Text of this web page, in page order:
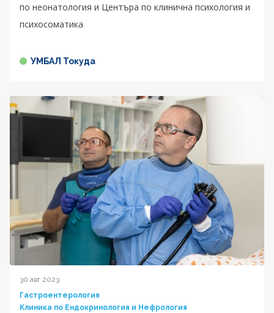
по неонатология и Центъра по клинична психология и
психосоматика
УМБАЛ Токуда
30 авг 2023
Гастроентерология
Клиника по Ендокринология и Нефрология